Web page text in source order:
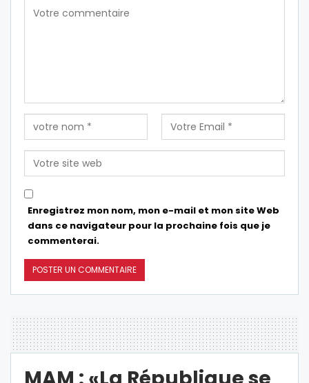
Enregistrez mon nom, mon e-mail et mon site Web
dans ce navigateur pour la prochaine fois que je
commenterai.